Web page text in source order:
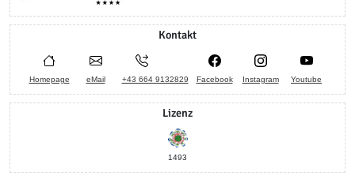
Kontakt
Homepage eMail +43 664 9132829 Facebook Instagram Youtube
Lizenz
1493